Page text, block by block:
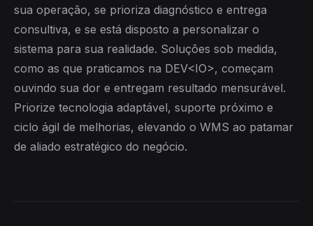
sua operação, se prioriza diagnóstico e entrega
consultiva, e se está disposto a personalizar o
sistema para sua realidade. Soluções sob medida,
como as que praticamos na DEV<IO>, começam
ouvindo sua dor e entregam resultado mensurável.
Priorize tecnologia adaptável, suporte próximo e
ciclo ágil de melhorias, elevando o WMS ao patamar
de aliado estratégico do negócio.